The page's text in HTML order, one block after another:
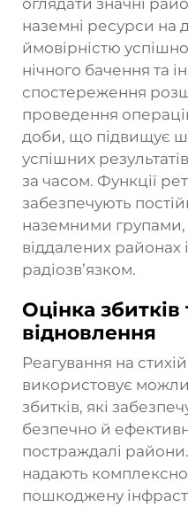
наземні ресурси на
ймовірністю
нічного бачення та
спостереження
проведення
доби, що підвищує
успішних
за часом. Функції
забезпечують
наземними групами,
віддалених
радіозв’язком.
Оцінка
відновлення
Реагування на
використовує
збитків, які
безпечно й
постраждалі райони.
надають
пошкоджену